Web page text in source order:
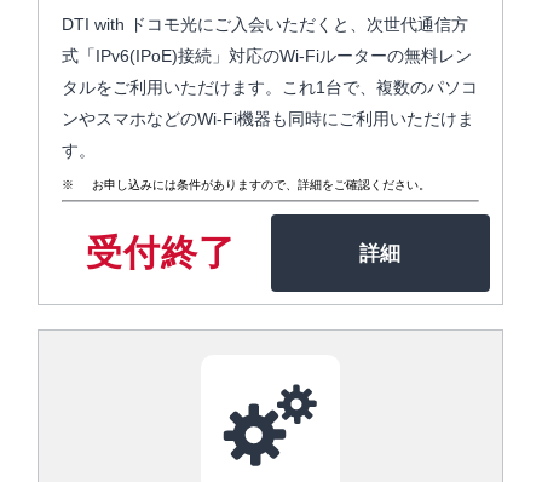
DTI with ドコモ光にご入会いただくと、次世代通信方
式「IPv6(IPoE)接続」対応のWi-Fiルーターの無料レン
タルをご利用いただけます。これ1台で、複数のパソコ
ンやスマホなどのWi-Fi機器も同時にご利用いただけま
す。
お申し込みには条件がありますので、詳細をご確認ください。
受付終了